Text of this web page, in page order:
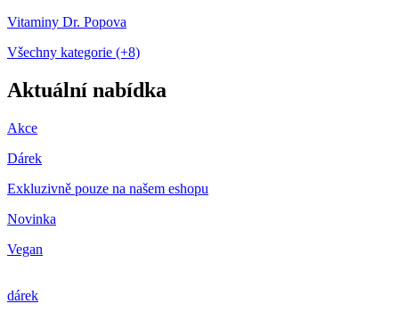
Vitaminy Dr. Popova
Všechny kategorie (+8)
Aktuální nabídka
Akce
Dárek
Exkluzivně pouze na našem eshopu
Novinka
Vegan
dárek